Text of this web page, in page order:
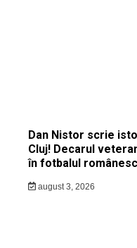
Dan Nistor scrie
Cluj! Decarul
în fotbalul românesc
august 3, 2026